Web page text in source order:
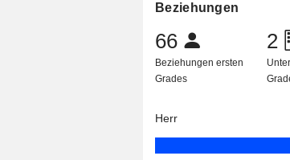
Beziehungen
66
Beziehungen ersten
Grades
2
Herr